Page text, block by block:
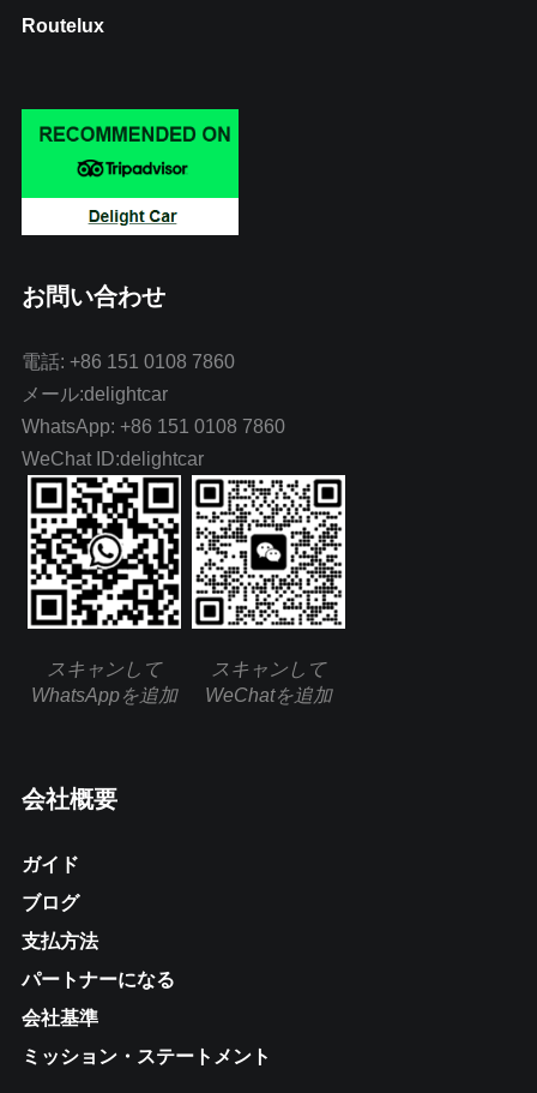
Routelux
お問い合わせ
電話: +86 151 0108 7860
メール:delightcar
WhatsApp: +86 151 0108 7860
WeChat ID:delightcar
スキャンして
WhatsAppを追加
スキャンして
WeChatを追加
会社概要
ガイド
ブログ
支払方法
パートナーになる
会社基準
ミッション・ステートメント